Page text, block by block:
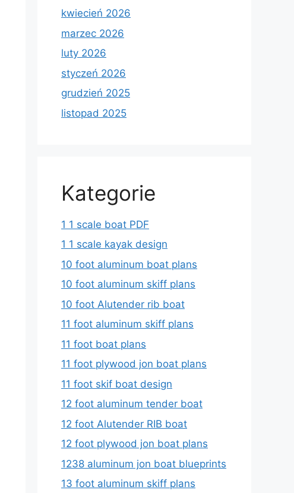
kwiecień 2026
marzec 2026
luty 2026
styczeń 2026
grudzień 2025
listopad 2025
Kategorie
1 1 scale boat PDF
1 1 scale kayak design
10 foot aluminum boat plans
10 foot aluminum skiff plans
10 foot Alutender rib boat
11 foot aluminum skiff plans
11 foot boat plans
11 foot plywood jon boat plans
11 foot skif boat design
12 foot aluminum tender boat
12 foot Alutender RIB boat
12 foot plywood jon boat plans
1238 aluminum jon boat blueprints
13 foot aluminum skiff plans